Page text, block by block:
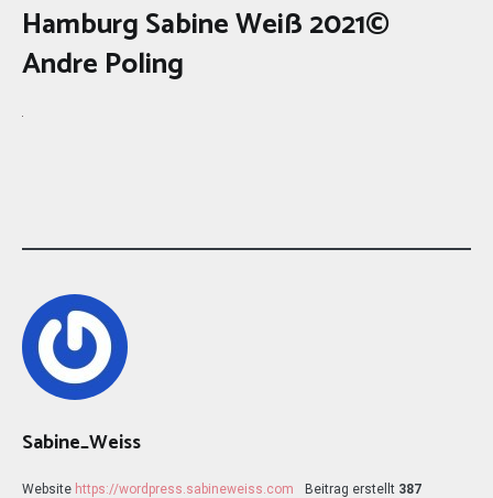
Hamburg Sabine Weiß 2021©
Andre Poling
Sabine_Weiss
Website https://wordpress.sabineweiss.com Beitrag erstellt 387